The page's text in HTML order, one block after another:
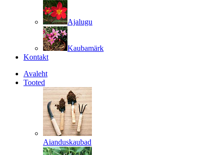
Ajalugu
Kaubamärk
Kontakt
Avaleht
Tooted
Aianduskaubad